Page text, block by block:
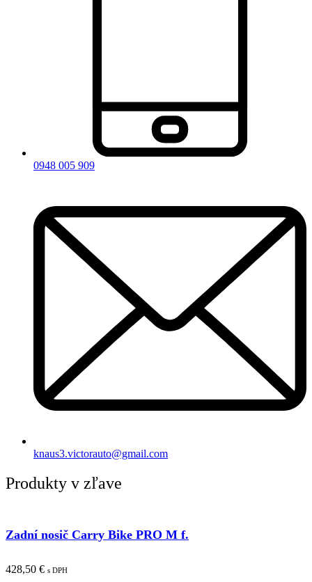
0948 005 909
knaus3.victorauto@gmail.com
Produkty v zľave
Zadní nosič Carry Bike PRO M f.
428,50 € s DPH